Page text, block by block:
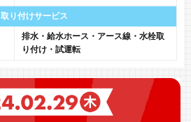
取り付けサービス
排水・給水ホース・アース線・水栓取
り付け・試運転